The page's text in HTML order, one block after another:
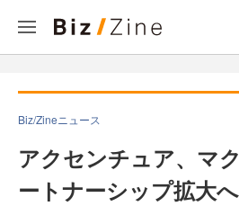
Biz/Zineニュース
アクセンチュア、マ
ートナーシップ拡大